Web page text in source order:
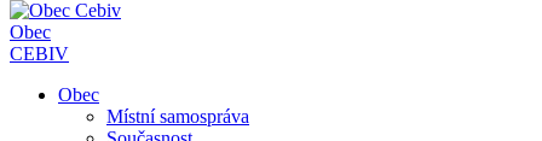
Obec
CEBIV
Obec
Místní samospráva